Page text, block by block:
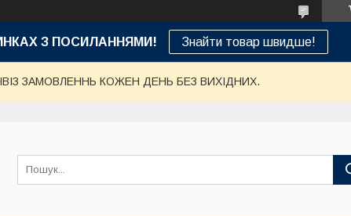
З ПОСИЛАННЯМИ! Знайти товар швидше!
ЗАМОВЛЕННЬ КОЖЕН ДЕНЬ БЕЗ ВИХІДНИХ.